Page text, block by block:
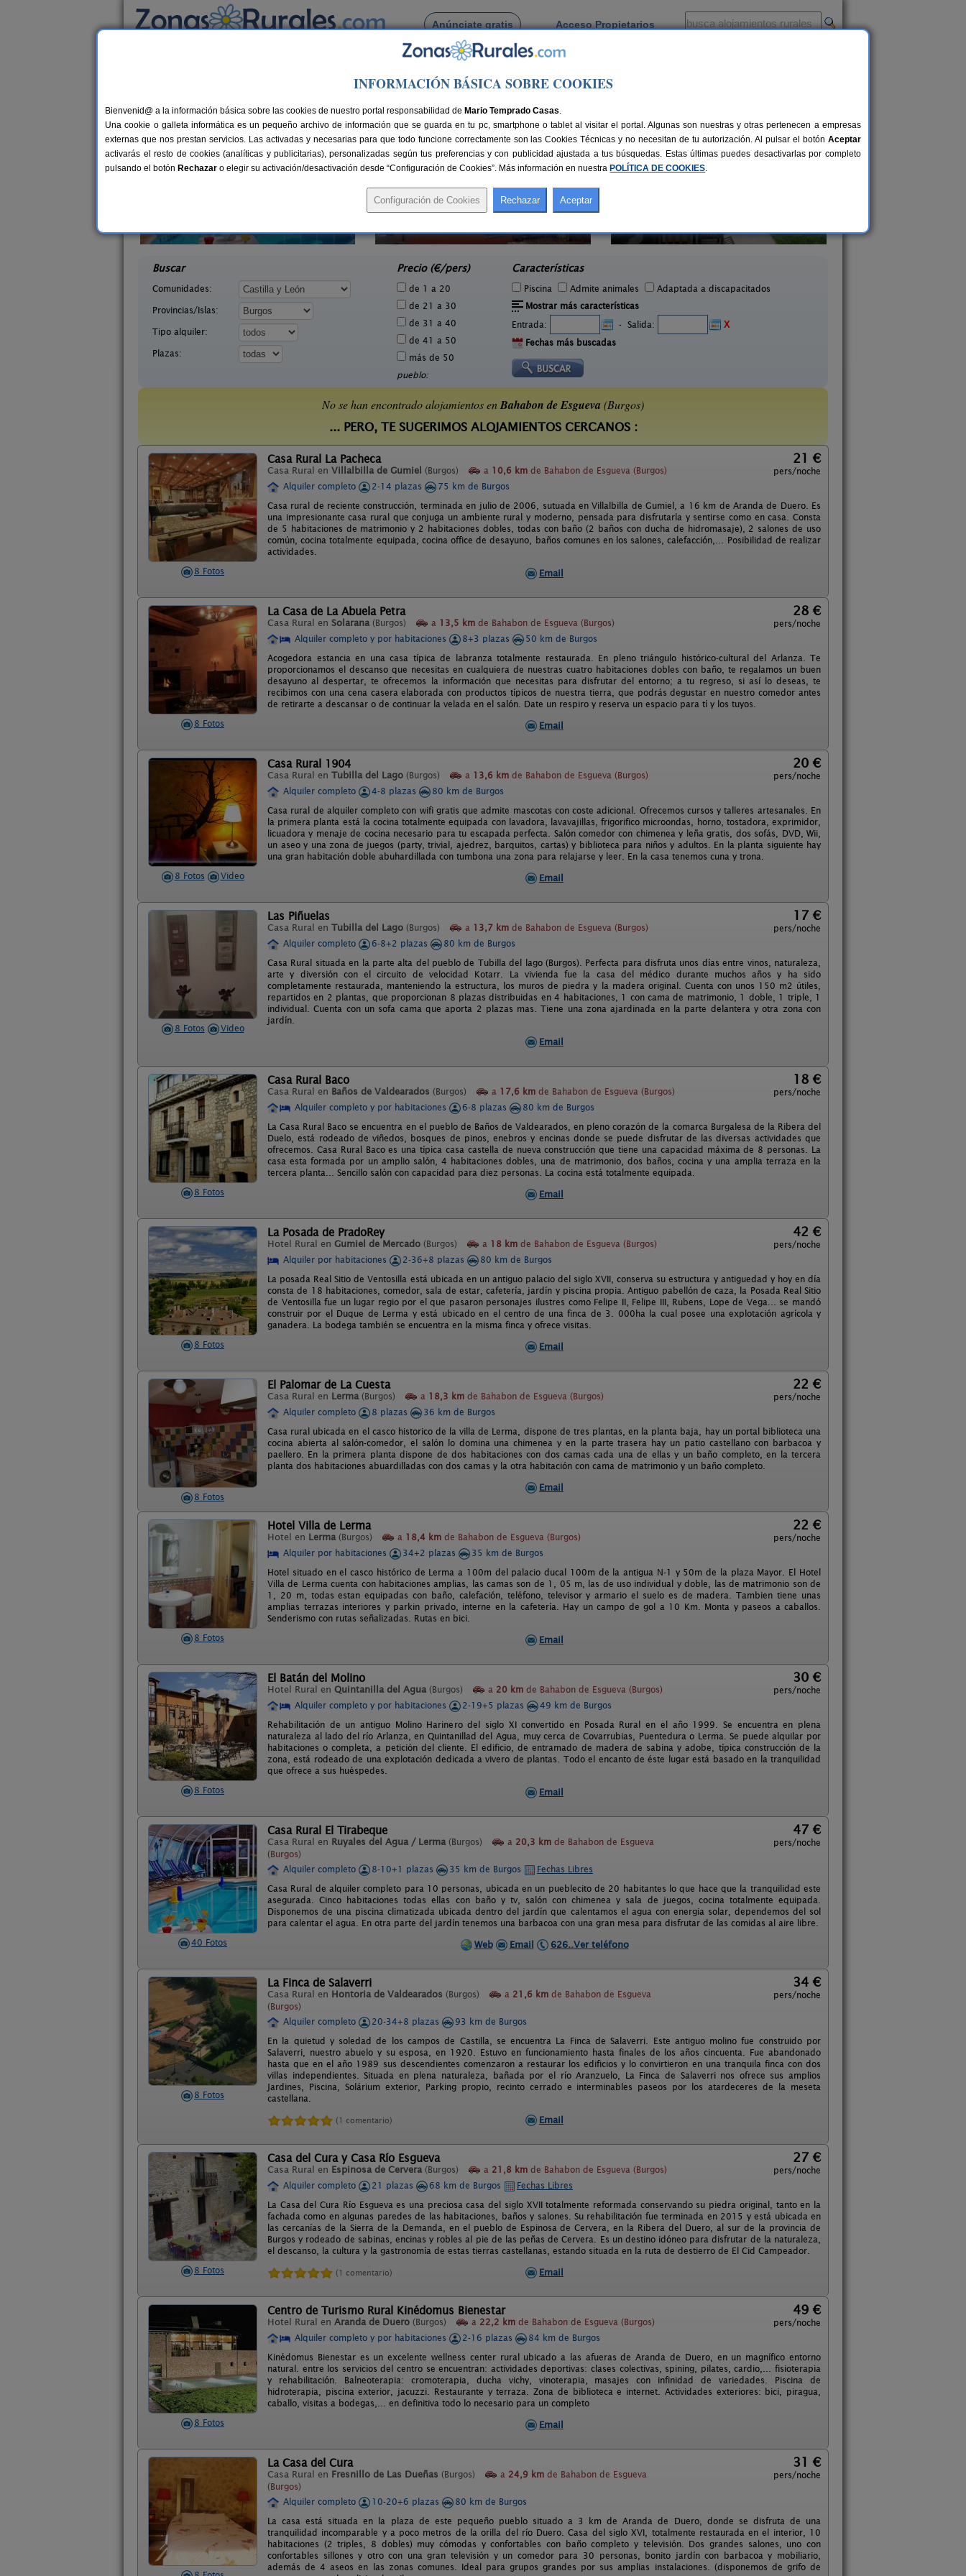
Anúnciate gratis Acceso Propietarios
Busca por pueblo
> Bahabon de Esgueva
Casas Rurales cerca de Bahabon de Esgueva
47 €
Casa El Sauco
San Vicente del Valle
Buscar
Comunidades:
Provincias/Islas:
Tipo alquiler:
Plazas:
Precio (€/pers)
de 1 a 20
de 21 a 30
de 31 a 40
de 41 a 50
más de 50
pueblo:
Características
Piscina Admite animales
Adaptada a discapacitados
Mostrar más características
Entrada:
- Salida:
X
Fechas más buscadas
No se han encontrado alojamientos enBahabon de Esgueva (Burgos)
... PERO, TE SUGERIMOS ALOJAMIENTOS CERCANOS :
8 Fotos
Casa Rural La Pacheca
Casa Rural en Villalbilla de Gumiel (Burgos) a 10,6 km de Bahabon de Esgueva (Burgos)
21 €
pers/noche
Alquiler completo
2-14 plazas
75 km de Burgos
Casa rural de reciente construcción, terminada en julio de 2006, sutuada en Villalbilla de Gumiel, a 16 km de Aranda de Duero. Es
una impresionante casa rural que conjuga un ambiente rural y moderno, pensada para disfrutarla y sentirse como en casa. Consta
de 5 habitaciones de matrimonio y 2 habitaciones dobles, todas con baño (2 baños con ducha de hidromasaje), 2 salones de uso
común, cocina totalmente equipada, cocina office de desayuno, baños comunes en los salones, calefacción,... Posibilidad de realizar
actividades.
Email
8 Fotos
La Casa de La Abuela Petra
Casa Rural en Solarana (Burgos) a 13,5 km de Bahabon de Esgueva (Burgos)
28 €
pers/noche
Alquiler completo y por habitaciones
8+3 plazas
50 km de Burgos
Acogedora estancia en una casa típica de labranza totalmente restaurada. En pleno triángulo histórico-cultural del Arlanza. Te
proporcionamos el descanso que necesitas en cualquiera de nuestras cuatro habitaciones dobles con baño, te regalamos un buen
desayuno al despertar, te ofrecemos la información que necesitas para disfrutar del entorno; a tu regreso, si así lo deseas, te
recibimos con una cena casera elaborada con productos típicos de nuestra tierra, que podrás degustar en nuestro comedor antes
de retirarte a descansar o de continuar la velada en el salón. Date un respiro y reserva un espacio para tí y los tuyos.
Email
8 Fotos Video
Casa Rural 1904
Casa Rural en Tubilla del Lago (Burgos) a 13,6 km de Bahabon de Esgueva (Burgos)
20 €
pers/noche
Alquiler completo
4-8 plazas
80 km de Burgos
Casa rural de alquiler completo con wifi gratis que admite mascotas con coste adicional. Ofrecemos cursos y talleres artesanales. En
la primera planta está la cocina totalmente equipada con lavadora, lavavajillas, frigorifico microondas, horno, tostadora, exprimidor,
licuadora y menaje de cocina necesario para tu escapada perfecta. Salón comedor con chimenea y leña gratis, dos sofás, DVD, Wii,
un aseo y una zona de juegos (party, trivial, ajedrez, barquitos, cartas) y biblioteca para niños y adultos. En la planta siguiente hay
una gran habitación doble abuhardillada con tumbona una zona para relajarse y leer. En la casa tenemos cuna y trona.
Email
8 Fotos Video
Las Piñuelas
Casa Rural en Tubilla del Lago (Burgos) a 13,7 km de Bahabon de Esgueva (Burgos)
17 €
pers/noche
Alquiler completo
6-8+2 plazas
80 km de Burgos
Casa Rural situada en la parte alta del pueblo de Tubilla del lago (Burgos). Perfecta para disfruta unos días entre vinos, naturaleza,
arte y diversión con el circuito de velocidad Kotarr. La vivienda fue la casa del médico durante muchos años y ha sido
completamente restaurada, manteniendo la estructura, los muros de piedra y la madera original. Cuenta con unos 150 m2 útiles,
repartidos en 2 plantas, que proporcionan 8 plazas distribuidas en 4 habitaciones, 1 con cama de matrimonio, 1 doble, 1 triple, 1
individual. Cuenta con un sofa cama que aporta 2 plazas mas. Tiene una zona ajardinada en la parte delantera y otra zona con
jardín.
Email
8 Fotos
Casa Rural Baco
Casa Rural en Baños de Valdearados (Burgos) a 17,6 km de Bahabon de Esgueva (Burgos)
18 €
pers/noche
Alquiler completo y por habitaciones
6-8 plazas
80 km de Burgos
La Casa Rural Baco se encuentra en el pueblo de Baños de Valdearados, en pleno corazón de la comarca Burgalesa de la Ribera del
Duelo, está rodeado de viñedos, bosques de pinos, enebros y encinas donde se puede disfrutar de las diversas actividades que
ofrecemos. Casa Rural Baco es una típica casa castella de nueva construcción que tiene una capacidad máxima de 8 personas. La
casa esta formada por un amplio salón, 4 habitaciones dobles, una de matrimonio, dos baños, cocina y una amplia terraza en la
tercera planta... Sencillo salón con capacidad para diez personas. La cocina está totalmente equipada.
Email
8 Fotos
La Posada de PradoRey
Hotel Rural en Gumiel de Mercado (Burgos) a 18 km de Bahabon de Esgueva (Burgos)
42 €
pers/noche
Alquiler por habitaciones
2-36+8 plazas
80 km de Burgos
La posada Real Sitio de Ventosilla está ubicada en un antiguo palacio del siglo XVII, conserva su estructura y antiguedad y hoy en día
consta de 18 habitaciones, comedor, sala de estar, cafetería, jardín y piscina propia. Antiguo pabellón de caza, la Posada Real Sitio
de Ventosilla fue un lugar regio por el que pasaron personajes ilustres como Felipe II, Felipe III, Rubens, Lope de Vega... se mandó
construir por el Duque de Lerma y está ubicado en el centro de una finca de 3. 000ha la cual posee una explotación agrícola y
ganadera. La bodega también se encuentra en la misma finca y ofrece visitas.
Email
8 Fotos
El Palomar de La Cuesta
Casa Rural en Lerma (Burgos) a 18,3 km de Bahabon de Esgueva (Burgos)
22 €
pers/noche
Alquiler completo
8 plazas
36 km de Burgos
Casa rural ubicada en el casco historico de la villa de Lerma, dispone de tres plantas, en la planta baja, hay un portal biblioteca una
cocina abierta al salón-comedor, el salón lo domina una chimenea y en la parte trasera hay un patio castellano con barbacoa y
paellero. En la primera planta dispone de dos habitaciones con dos camas cada una de ellas y un baño completo, en la tercera
planta dos habitaciones abuardilladas con dos camas y la otra habitación con cama de matrimonio y un baño completo.
Email
8 Fotos
Hotel Villa de Lerma
Hotel en Lerma (Burgos) a 18,4 km de Bahabon de Esgueva (Burgos)
22 €
pers/noche
Alquiler por habitaciones
34+2 plazas
35 km de Burgos
Hotel situado en el casco histórico de Lerma a 100m del palacio ducal 100m de la antigua N-1 y 50m de la plaza Mayor. El Hotel
Villa de Lerma cuenta con habitaciones amplias, las camas son de 1, 05 m, las de uso individual y doble, las de matrimonio son de
1, 20 m, todas estan equipadas con baño, calefación, teléfono, televisor y armario el suelo es de madera. Tambien tiene unas
amplias terrazas interiores y parkin privado, interne en la cafetería. Hay un campo de gol a 10 Km. Monta y paseos a caballos.
Senderismo con rutas señalizadas. Rutas en bici.
Email
8 Fotos
El Batán del Molino
Hotel Rural en Quintanilla del Agua (Burgos) a 20 km de Bahabon de Esgueva (Burgos)
30 €
pers/noche
Alquiler completo y por habitaciones
2-19+5 plazas
49 km de Burgos
Rehabilitación de un antiguo Molino Harinero del siglo XI convertido en Posada Rural en el año 1999. Se encuentra en plena
naturaleza al lado del río Arlanza, en Quintanillad del Agua, muy cerca de Covarrubias, Puentedura o Lerma. Se puede alquilar por
habitaciones o completa, a petición del cliente. El edificio, de entramado de madera de sabina y adobe, típica construcción de la
zona, está rodeado de una explotación dedicada a vivero de plantas. Todo el encanto de éste lugar está basado en la tranquilidad
que ofrece a sus huéspedes.
Email
40 Fotos
Casa Rural El Tirabeque
Casa Rural en Ruyales del Agua / Lerma (Burgos) a 20,3 km de Bahabon de Esgueva
(Burgos)
47 €
pers/noche
Alquiler completo 8-10+1 plazas 35 km de Burgos
Fechas Libres
Casa Rural de alquiler completo para 10 personas, ubicada en un pueblecito de 20 habitantes lo que hace que la tranquilidad este
asegurada. Cinco habitaciones todas ellas con baño y tv, salón con chimenea y sala de juegos, cocina totalmente equipada.
Disponemos de una piscina climatizada ubicada dentro del jardín que calentamos el agua con energia solar, dependemos del sol
para calentar el agua. En otra parte del jardín tenemos una barbacoa con una gran mesa para disfrutar de las comidas al aire libre.
Web
Email 626..Ver teléfono
8 Fotos
La Finca de Salaverri
Casa Rural en Hontoria de Valdearados (Burgos) a 21,6 km de Bahabon de Esgueva
(Burgos)
34 €
pers/noche
Alquiler completo 20-34+8 plazas
93 km de Burgos
En la quietud y soledad de los campos de Castilla, se encuentra La Finca de Salaverri. Este antiguo molino fue construido por
Salaverri, nuestro abuelo y su esposa, en 1920. Estuvo en funcionamiento hasta finales de los años cincuenta. Fue abandonado
hasta que en el año 1989 sus descendientes comenzaron a restaurar los edificios y lo convirtieron en una tranquila finca con dos
villas independientes. Situada en plena naturaleza, bañada por el río Aranzuelo, La Finca de Salaverri nos ofrece sus amplios
Jardines, Piscina, Solárium exterior, Parking propio, recinto cerrado e interminables paseos por los atardeceres de la meseta
castellana.
(1 comentario) Email
8 Fotos
Casa del Cura y Casa Río Esgueva
Casa Rural en Espinosa de Cervera (Burgos) a 21,8 km de Bahabon de Esgueva (Burgos)
27 €
pers/noche
Alquiler completo
21 plazas 68 km de Burgos
Fechas Libres
La Casa del Cura Río Esgueva es una preciosa casa del siglo XVII totalmente reformada conservando su piedra original, tanto en la
fachada como en algunas paredes de las habitaciones, baños y salones. Su rehabilitación fue terminada en 2015 y está ubicada en
las cercanías de la Sierra de la Demanda, en el pueblo de Espinosa de Cervera, en la Ribera del Duero, al sur de la provincia de
Burgos y rodeado de sabinas, encinas y robles al pie de las peñas de Cervera. Es un destino idóneo para disfrutar de la naturaleza,
el descanso, la cultura y la gastronomía de estas tierras castellanas, estando situada en la ruta de destierro de El Cid Campeador.
(1 comentario) Email
8 Fotos
Centro de Turismo Rural Kinédomus Bienestar
Hotel Rural en Aranda de Duero (Burgos) a 22,2 km de Bahabon de Esgueva (Burgos)
49 €
pers/noche
Alquiler completo y por habitaciones
2-16 plazas
84 km de Burgos
Kinédomus Bienestar es un excelente wellness center rural ubicado a las afueras de Aranda de Duero, en un magnífico entorno
natural. entre los servicios del centro se encuentran: actividades deportivas: clases colectivas, spining, pilates, cardio,... fisioterapia
y rehabilitación. Balneoterapia: cromoterapia, ducha vichy, vinoterapia, masajes con infinidad de variedades. Piscina de
hidroterapia, piscina exterior, jacuzzi. Restaurante y terraza. Zona de biblioteca e internet. Actividades exteriores: bici, piragua,
caballo, visitas a bodegas,... en definitiva todo lo necesario para un completo
Email
La Casa del Cura
Casa Rural en Fresnillo de Las Dueñas (Burgos) a 24,9 km de Bahabon de Esgueva
(Burgos)
31 €
pers/noche
Alquiler completo 10-20+6 plazas
80 km de Burgos
La casa está situada en la plaza de este pequeño pueblo situado a 3 km de Aranda de Duero, donde se disfruta de una
tranquilidad incomparable y a poco metros de la orilla del río Duero. Casa del siglo XVI, totalmente restaurada en el interior, 10
habitaciones (2 triples, 8 dobles) muy cómodas y confortables con baño completo y televisión. Dos grandes salones, uno con
confortables sillones y otro con una gran televisión y un comedor para 30 personas, bonito jardín con barbacoa y mobiliario,
además de 4 aseos en las zonas comunes. Ideal para grupos grandes por sus amplias instalaciones. (disponemos de grifo de
INFORMACIÓN BÁSICA SOBRE COOKIES
Bienvenid@ a la información básica sobre las cookies de nuestro portal responsabilidad de Mario Temprado Casas.
Una cookie o galleta informática es un pequeño archivo de información que se guarda en tu pc, smartphone o tablet al visitar el portal. Algunas son nuestras y otras pertenecen a empresas
externas que nos prestan servicios. Las activadas y necesarias para que todo funcione correctamente son las Cookies Técnicas y no necesitan de tu autorización. Al pulsar el botón Aceptar
activarás el resto de cookies (analíticas y publicitarias), personalizadas según tus preferencias y con publicidad ajustada a tus búsquedas. Estas últimas puedes desactivarlas por completo
pulsando el botón Rechazar o elegir su activación/desactivación desde “Configuración de Cookies”. Más información en nuestra POLÍTICA DE COOKIES.